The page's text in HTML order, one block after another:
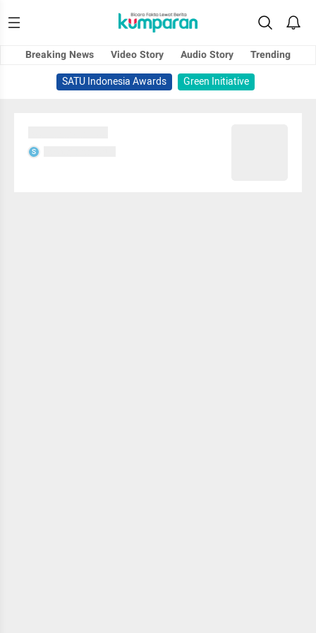
Breaking News Video Story Audio Story
Trending
SATU Indonesia Awards
Green Initiative
S